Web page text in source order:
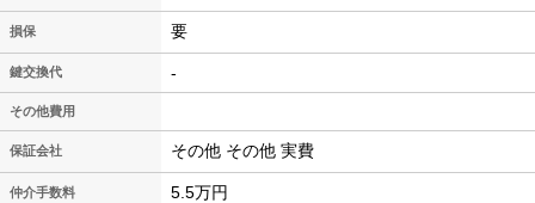
損保 要
鍵交換代 -
その他費用
保証会社 その他 その他 実費
仲介手数料 5.5万円